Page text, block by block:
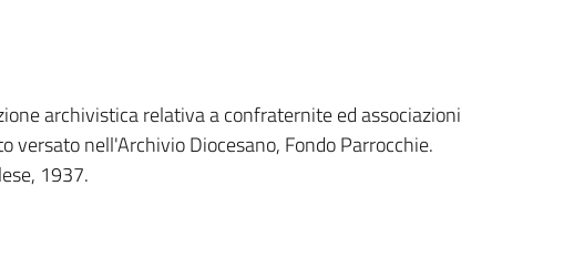
archivistica relativa a confraternite ed associazioni
versato nell'Archivio Diocesano, Fondo Parrocchie.
1937.